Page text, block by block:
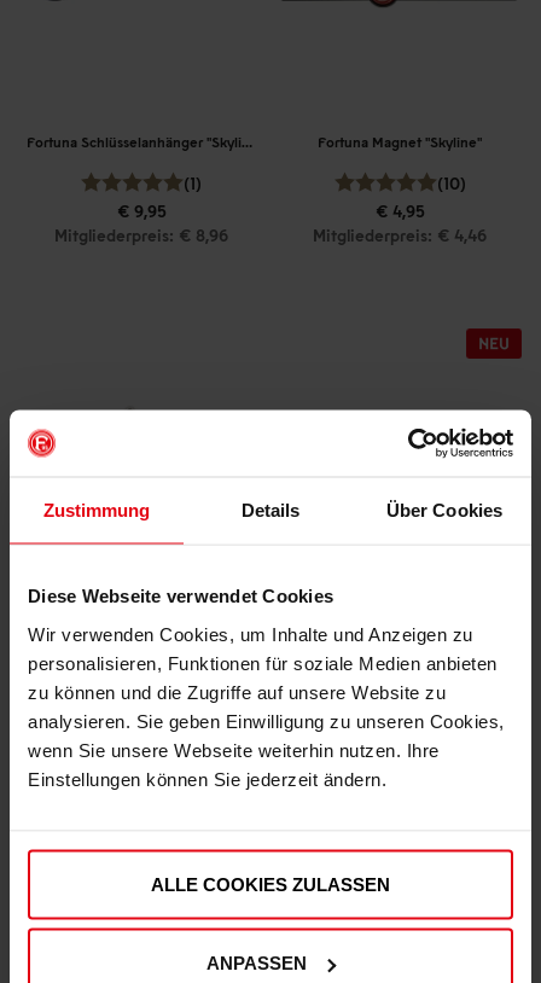
Zustimmung Details Über Cookies
Diese Webseite verwendet Cookies
Wir verwenden Cookies, um Inhalte und Anzeigen zu
personalisieren, Funktionen für soziale Medien anbieten
zu können und die Zugriffe auf unsere Website zu
analysieren. Sie geben Einwilligung zu unseren Cookies,
wenn Sie unsere Webseite weiterhin nutzen. Ihre
Einstellungen können Sie jederzeit ändern.
ALLE COOKIES ZULASSEN
ANPASSEN
Fortuna Schlüsselanhänger "Skyline"
(1)
€ 9,95
Mitgliederpreis: € 8,96
Fortuna Magnet "Skyline"
(10)
€ 4,95
Mitgliederpreis: € 4,46
(2)
€ 4,95
Mitgliederpreis: € 4,46
€ 4,95